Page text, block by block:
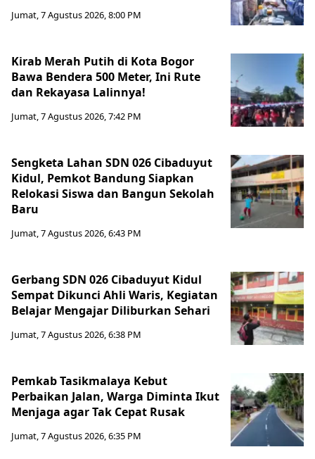
Jumat, 7 Agustus 2026, 8:00 PM
Kirab Merah Putih di Kota Bogor
Bawa Bendera 500 Meter, Ini Rute
dan Rekayasa Lalinnya!
Jumat, 7 Agustus 2026, 7:42 PM
Sengketa Lahan SDN 026 Cibaduyut
Kidul, Pemkot Bandung Siapkan
Relokasi Siswa dan Bangun Sekolah
Baru
Jumat, 7 Agustus 2026, 6:43 PM
Gerbang SDN 026 Cibaduyut Kidul
Sempat Dikunci Ahli Waris, Kegiatan
Belajar Mengajar Diliburkan Sehari
Jumat, 7 Agustus 2026, 6:38 PM
Pemkab Tasikmalaya Kebut
Perbaikan Jalan, Warga Diminta Ikut
Menjaga agar Tak Cepat Rusak
Jumat, 7 Agustus 2026, 6:35 PM